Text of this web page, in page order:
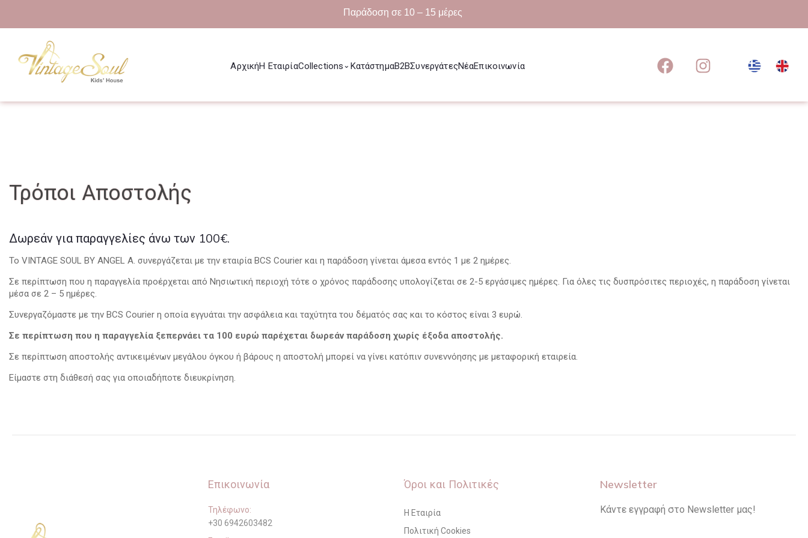
Παράδοση σε 10 – 15 μέρες
ΑρχικήΗ ΕταιρίαCollections ⌄ ΚατάστημαB2BΣυνεργάτεςΝέαΕπικοινωνία
Τρόποι Αποστολής
Δωρεάν για παραγγελίες άνω των 100€.
Το VINTAGE SOUL BY ANGEL A. συνεργάζεται με την εταιρία BCS Courier και η παράδοση γίνεται άμεσα εντός 1 με 2 ημέρες.
Σε περίπτωση που η παραγγελία προέρχεται από Νησιωτική περιοχή τότε ο χρόνος παράδοσης υπολογίζεται σε 2-5 εργάσιμες ημέρες. Για όλες τις δυσπρόσιτες περιοχές, η παράδοση γίνεται
μέσα σε 2 – 5 ημέρες.
Συνεργαζόμαστε με την BCS Courier η οποία εγγυάται την ασφάλεια και ταχύτητα του δέματός σας και το κόστος είναι 3 ευρώ.
Σε περίπτωση που η παραγγελία ξεπερνάει τα 100 ευρώ παρέχεται δωρεάν παράδοση χωρίς έξοδα αποστολής.
Σε περίπτωση αποστολής αντικειμένων μεγάλου όγκου ή βάρους η αποστολή μπορεί να γίνει κατόπιν συνεννόησης με μεταφορική εταιρεία.
Είμαστε στη διάθεσή σας για οποιαδήποτε διευκρίνηση.
Επικοινωνία
Τηλέφωνο:
+30 6942603482
Όροι και Πολιτικές
Η Εταιρία
Πολιτική Cookies
Newsletter
Κάντε εγγραφή στο Newsletter μας!